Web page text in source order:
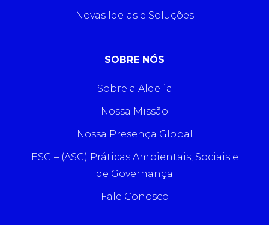
Novas Ideias e Soluções
SOBRE NÓS
Sobre a Aldelia
Nossa Missão
Nossa Presença Global
ESG – (ASG) Práticas Ambientais, Sociais e
de Governança
Fale Conosco